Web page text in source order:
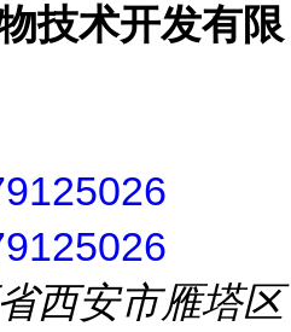
技术开发有限
西安市雁塔区